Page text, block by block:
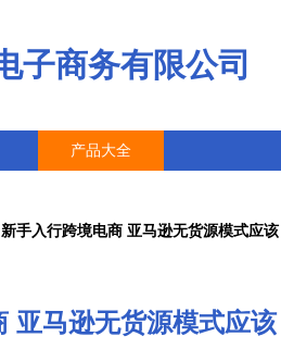
子商务有限公司
产品大全
新手入行跨境电商 亚马逊无货源模式应该
亚马逊无货源模式应该